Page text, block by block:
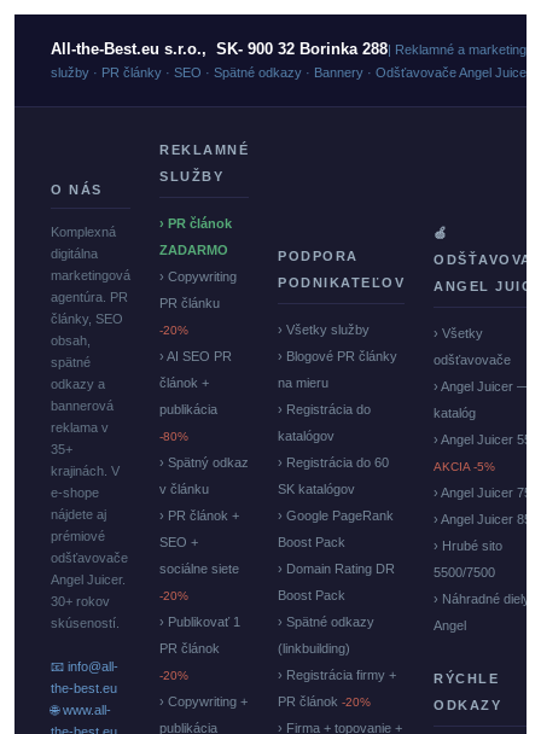
All-the-Best.eu s.r.o., SK- 900 32 Borinka 288| Reklamné a
služby · PR články · SEO · Spätné odkazy · Bannery · Odšťavovače Angel Juicer
O NÁS
Komplexná
digitálna
marketingová
agentúra. PR
články, SEO
obsah,
spätné
odkazy a
bannerová
reklama v
35+
krajinách. V
e-shope
nájdete aj
prémiové
odšťavovače
Angel Juicer.
30+ rokov
skúseností.
📧 info@all-
the-best.eu
🌐 www.all-
the-best.eu
REKLAMNÉ
SLUŽBY
› PR článok
ZADARMO
› Copywriting
PR článku
-20%
› AI SEO PR
článok +
publikácia
-80%
› Spätný odkaz
v článku
› PR článok +
SEO +
sociálne siete
-20%
› Publikovať 1
PR článok
-20%
› Copywriting +
publikácia
PODPORA
PODNIKATEĽOV
› Všetky služby
› Blogové PR články
na mieru
› Registrácia do
katalógov
› Registrácia do 60
SK katalógov
› Google PageRank
Boost Pack
› Domain Rating DR
Boost Pack
› Spätné odkazy
(linkbuilding)
› Registrácia firmy +
PR článok -20%
› Firma + topovanie +
🍏
ANGEL
› Všetky
odšťavovače
› Angel Juicer —
katalóg
› Angel Juicer
AKCIA -5%
› Angel Juicer
› Angel Juicer
› Hrubé sito
5500/7500
› Náhradné diely
Angel
RÝCHLE
ODKAZY